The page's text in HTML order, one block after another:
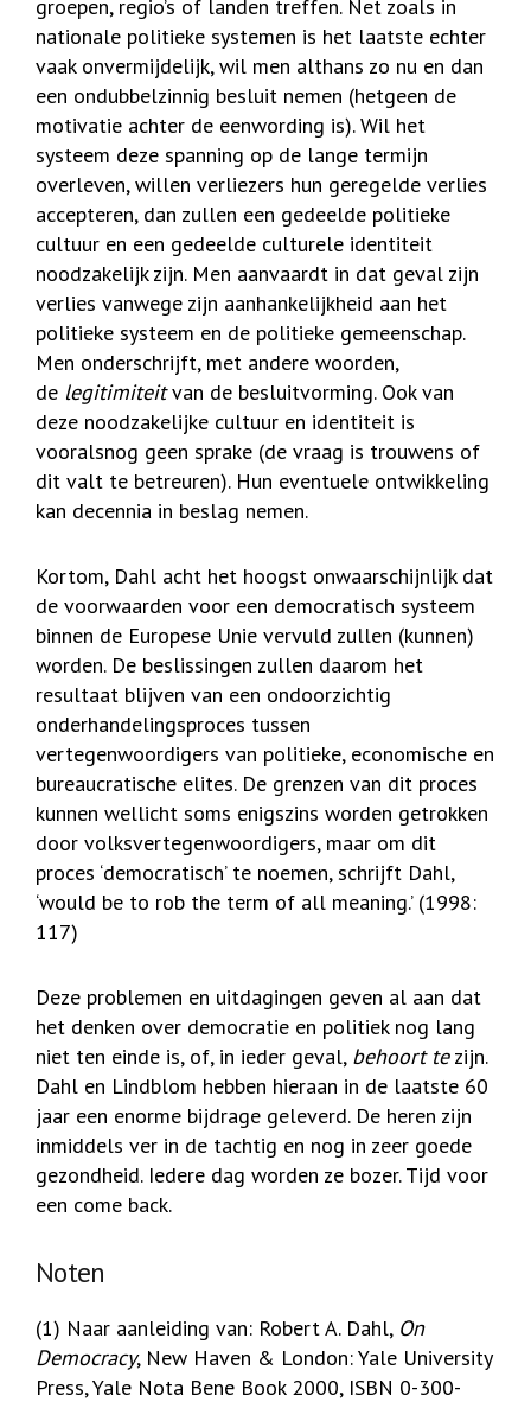
groepen, regio’s of landen treffen. Net zoals in
nationale politieke systemen is het laatste echter
vaak onvermijdelijk, wil men althans zo nu en dan
een ondubbelzinnig besluit nemen (hetgeen de
motivatie achter de eenwording is). Wil het
systeem deze spanning op de lange termijn
overleven, willen verliezers hun geregelde verlies
accepteren, dan zullen een gedeelde politieke
cultuur en een gedeelde culturele identiteit
noodzakelijk zijn. Men aanvaardt in dat geval zijn
verlies vanwege zijn aanhankelijkheid aan het
politieke systeem en de politieke gemeenschap.
Men onderschrijft, met andere woorden,
de legitimiteitvan de besluitvorming. Ook van
deze noodzakelijke cultuur en identiteit is
vooralsnog geen sprake (de vraag is trouwens of
dit valt te betreuren). Hun eventuele ontwikkeling
kan decennia in beslag nemen.
Kortom, Dahl acht het hoogst onwaarschijnlijk dat
de voorwaarden voor een democratisch systeem
binnen de Europese Unie vervuld zullen (kunnen)
worden. De beslissingen zullen daarom het
resultaat blijven van een ondoorzichtig
onderhandelingsproces tussen
vertegenwoordigers van politieke, economische en
bureaucratische elites. De grenzen van dit proces
kunnen wellicht soms enigszins worden getrokken
door volksvertegenwoordigers, maar om dit
proces ‘democratisch’ te noemen, schrijft Dahl,
‘would be to rob the term of all meaning.’ (1998:
117)
Deze problemen en uitdagingen geven al aan dat
het denken over democratie en politiek nog lang
niet ten einde is, of, in ieder geval, behoort tezijn.
Dahl en Lindblom hebben hieraan in de laatste 60
jaar een enorme bijdrage geleverd. De heren zijn
inmiddels ver in de tachtig en nog in zeer goede
gezondheid. Iedere dag worden ze bozer. Tijd voor
een come back.
Noten
(1) Naar aanleiding van: Robert A. Dahl, On
Democracy, New Haven & London: Yale University
Press, Yale Nota Bene Book 2000, ISBN 0-300-